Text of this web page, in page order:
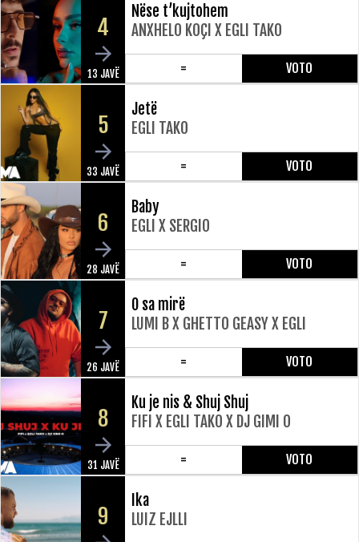
4
13 JAVË
Nëse t’kujtohem
ANXHELO KOÇI X EGLI TAKO
= VOTO
5
33 JAVË
Jetë
EGLI TAKO
= VOTO
6
28 JAVË
Baby
EGLI X SERGIO
= VOTO
7
26 JAVË
O sa mirë
LUMI B X GHETTO GEASY X EGLI
= VOTO
8
31 JAVË
Ku je nis & Shuj Shuj
FIFI X EGLI TAKO X DJ GIMI O
= VOTO
9
Ika
LUIZ EJLLI